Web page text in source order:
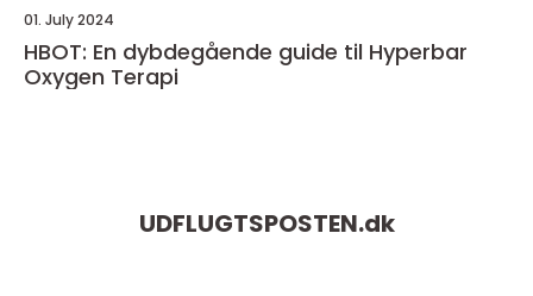
01. July 2024
HBOT: En dybdegående guide til Hyperbar
Oxygen Terapi
UDFLUGTSPOSTEN.dk